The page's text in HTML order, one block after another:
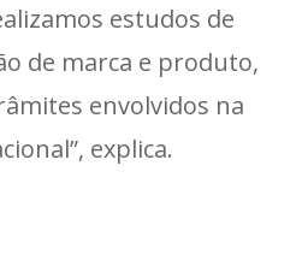
estudos de
de marca e produto,
envolvidos na
explica.